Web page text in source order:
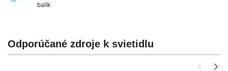
balík
Odporúčané zdroje k svietidlu